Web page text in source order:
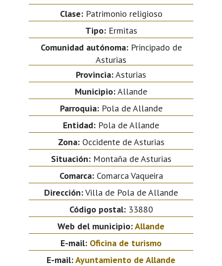
Clase:Patrimonio religioso
Tipo:Ermitas
Comunidad autónoma:Principado de
Asturias
Provincia:Asturias
Municipio:Allande
Parroquia:Pola de Allande
Entidad: Pola de Allande
Zona:Occidente de Asturias
Situación:Montaña de Asturias
Comarca:Comarca Vaqueira
Dirección:Villa de Pola de Allande
Código postal:33880
Web del municipio:Allande
E-mail: Oficina de turismo
E-mail:Ayuntamiento de Allande